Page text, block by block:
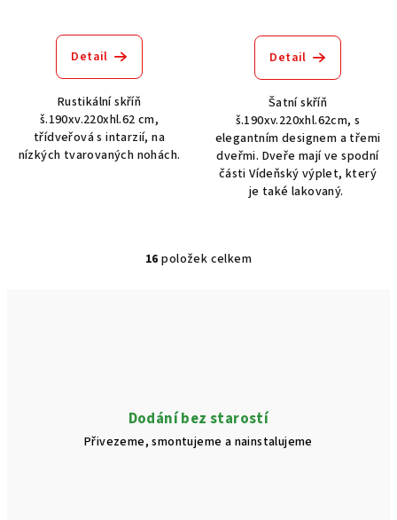
Detail
Rustikální skříň
š.190xv.220xhl.62 cm,
třídveřová s intarzií, na
nízkých tvarovaných nohách.
Detail
Šatní skříň
š.190xv.220xhl.62cm, s
elegantním designem a třemi
dveřmi. Dveře mají ve spodní
části Vídeňský výplet, který
je také lakovaný.
O
í
r
16 položek celkem
Dodání bez starostí
Přivezeme, smontujeme a nainstalujeme